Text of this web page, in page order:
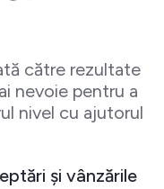
către rezultate
nevoie pentru a
nivel cu ajutorul
și vânzările